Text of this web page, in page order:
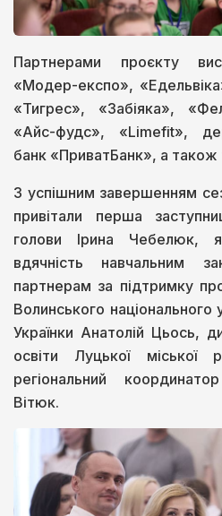
Партнерами проєкту
«Модер-експо»,
«Тигрес», «Забіяка»,
«Айс-фудс», «Limefit»,
банк «ПриватБанк», а
З успішним завершенням
привітали перша
голови Ірина Чебелюк,
вдячність навчальним
партнерам за підтримку
Волинського національного
Українки Анатолій Цьось,
освіти Луцької міської
регіональний
Вітюк.